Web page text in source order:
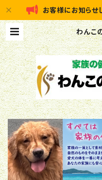
お客様にお知らせ
わんこ